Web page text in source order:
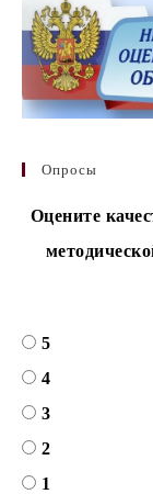
Опросы
Оцените
5
4
3
2
1